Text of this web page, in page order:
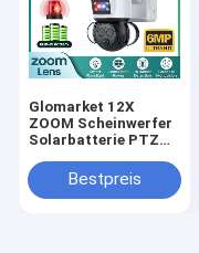
Glomarket 12X
ZOOM Scheinwerfer
Solarbatterie PTZ
Wifi/4G Ubox
Sicherheitskamera
Bestpreis